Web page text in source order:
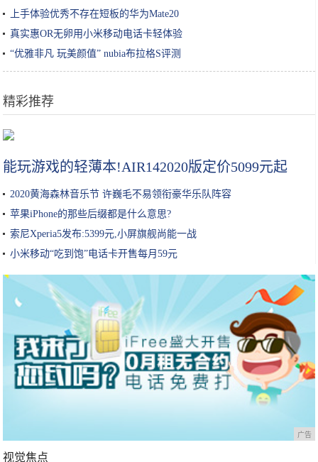
上手体验优秀不存在短板的华为Mate20
真实惠OR无卵用小米移动电话卡轻体验
“优雅非凡 玩美颜值” nubia布拉格S评测
精彩推荐
能玩游戏的轻薄本!AIR142020版定价5099元起
2020黄海森林音乐节 许巍毛不易领衔豪华乐队阵容
苹果iPhone的那些后缀都是什么意思?
索尼Xperia5发布:5399元,小屏旗舰尚能一战
小米移动“吃到饱”电话卡开售每月59元
广告
视觉焦点